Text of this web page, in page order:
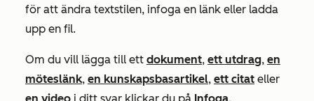
för att ändra textstilen, infoga en länk eller ladda
upp en fil.
Om du vill lägga till ett dokument, ett utdrag, en
möteslänk, en kunskapsbasartikel, ett citat eller
en video i ditt svar klickar du på Infoga.